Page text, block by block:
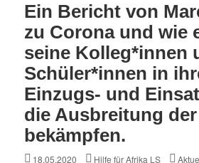
Ein Bericht von
zu Corona und wie
seine Kolleg*innen
Schüler*innen in
Einzugs- und
die Ausbreitung
bekämpfen.
Posted
18.05.2020 Author
Hilfe für Afrika LS